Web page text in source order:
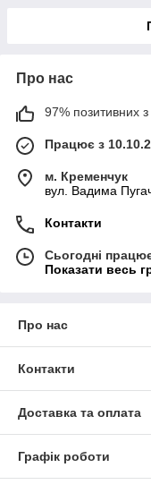
Про нас
97% позитивних з
Працює з
м. Кременчук
вул. Вадима
Контакти
Сьогодні
Показати весь
Про нас
Контакти
Доставка та оплата
Графік роботи